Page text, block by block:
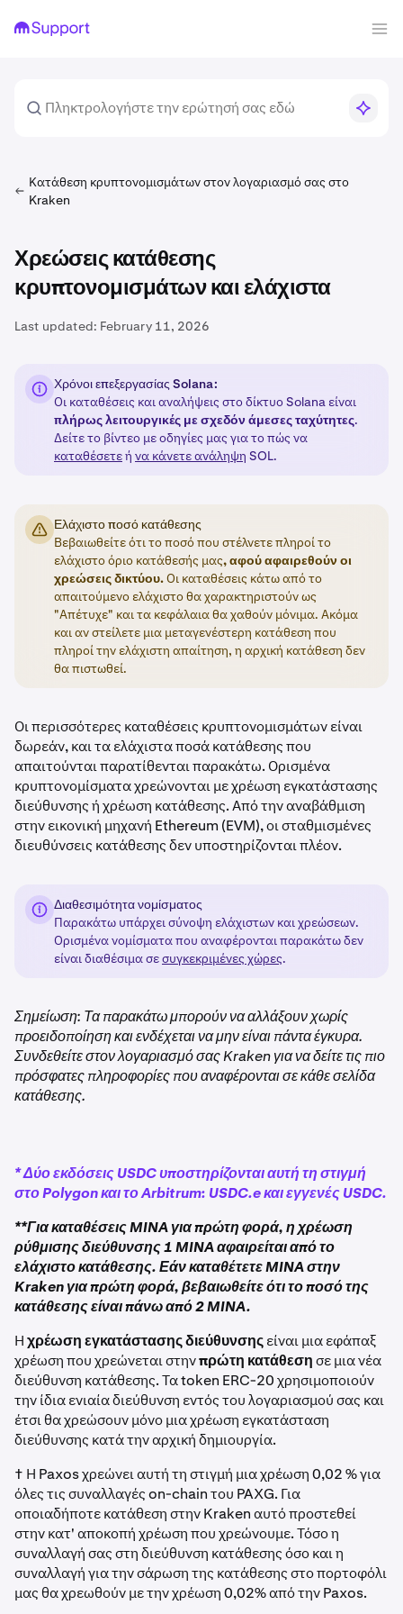
Κατάθεση κρυπτονομισμάτων στον λογαριασμό σας στο
Kraken
Χρεώσεις κατάθεσης
κρυπτονομισμάτων και ελάχιστα
Last updated: February 11, 2026
Χρόνοι επεξεργασίας Solana:
Οι καταθέσεις και αναλήψεις στο δίκτυο Solana είναι
πλήρως λειτουργικές με σχεδόν άμεσες ταχύτητες.
Δείτε το βίντεο με οδηγίες μας για το πώς να
καταθέσετεή να κάνετε ανάληψη SOL.
Ελάχιστο ποσό κατάθεσης
Βεβαιωθείτε ότι το ποσό που στέλνετε πληροί το
ελάχιστο όριο κατάθεσής μας, αφού αφαιρεθούν οι
χρεώσεις δικτύου.Οι καταθέσεις κάτω από το
απαιτούμενο ελάχιστο θα χαρακτηριστούν ως
"Απέτυχε" και τα κεφάλαια θα χαθούν μόνιμα. Ακόμα
και αν στείλετε μια μεταγενέστερη κατάθεση που
πληροί την ελάχιστη απαίτηση, η αρχική κατάθεση δεν
θα πιστωθεί.
Οι περισσότερες καταθέσεις κρυπτονομισμάτων είναι
δωρεάν, και τα ελάχιστα ποσά κατάθεσης που
απαιτούνται παρατίθενται παρακάτω. Ορισμένα
κρυπτονομίσματα χρεώνονται με χρέωση εγκατάστασης
διεύθυνσης ή χρέωση κατάθεσης. Από την αναβάθμιση
στην εικονική μηχανή Ethereum (EVM), οι σταθμισμένες
διευθύνσεις κατάθεσης δεν υποστηρίζονται πλέον.
Διαθεσιμότητα νομίσματος
Παρακάτω υπάρχει σύνοψη ελάχιστων και χρεώσεων.
Ορισμένα νομίσματα που αναφέρονται παρακάτω δεν
είναι διαθέσιμα σεσυγκεκριμένες χώρες.
Σημείωση: Τα παρακάτω μπορούν να αλλάξουν χωρίς
προειδοποίηση και ενδέχεται να μην είναι πάντα έγκυρα.
Συνδεθείτε στον λογαριασμό σας Kraken για να δείτε τις πιο
πρόσφατες πληροφορίες που αναφέρονται σε κάθε σελίδα
κατάθεσης.
* Δύο εκδόσεις USDC υποστηρίζονται αυτή τη στιγμή
στο Polygon και το Arbitrum: USDC.e και εγγενές USDC.
**Για καταθέσεις MINA για πρώτη φορά, η χρέωση
ρύθμισης διεύθυνσης 1 MINA αφαιρείται από το
ελάχιστο κατάθεσης. Εάν καταθέτετε MINA στην
Kraken για πρώτη φορά, βεβαιωθείτε ότι το ποσό της
κατάθεσης είναι πάνω από 2 MINA.
Ηχρέωση εγκατάστασης διεύθυνσηςείναι μια εφάπαξ
χρέωση που χρεώνεται στηνπρώτη κατάθεσησε μια νέα
διεύθυνση κατάθεσης. Τα token ERC-20 χρησιμοποιούν
την ίδια ενιαία διεύθυνση εντός του λογαριασμού σας και
έτσι θα χρεώσουν μόνο μια χρέωση εγκατάσταση
διεύθυνσης κατά την αρχική δημιουργία.
† Η Paxos χρεώνει αυτή τη στιγμή μια χρέωση 0,02 % για
όλες τις συναλλαγές on-chain του PAXG. Για
οποιαδήποτε κατάθεση στην Kraken αυτό προστεθεί
στην κατ' αποκοπή χρέωση που χρεώνουμε. Τόσο η
συναλλαγή σας στη διεύθυνση κατάθεσης όσο και η
συναλλαγή για την σάρωση της κατάθεσης στο πορτοφόλι
μας θα χρεωθούν με την χρέωση 0,02% από την Paxos.